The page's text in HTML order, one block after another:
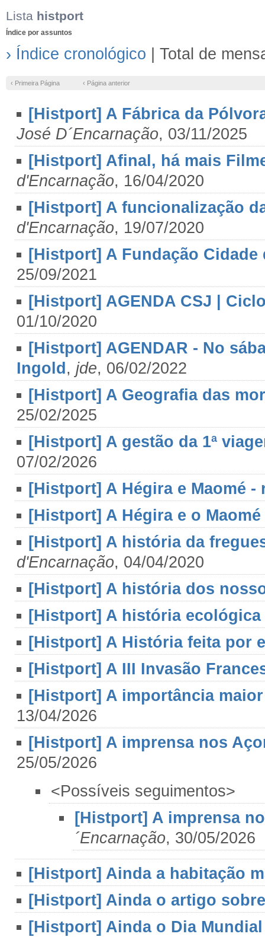
Lista histport
Índice por assuntos
› Índice cronológico | Total de
‹ Primeira Página ‹ Página anterior
[Histport] A Fábrica da
José D´Encarnação, 03/11/2025
[Histport] Afinal, há mais
d'Encarnação, 16/04/2020
[Histport] A funcionalização
d'Encarnação, 19/07/2020
[Histport] A Fundação
25/09/2021
[Histport] AGENDA CSJ |
01/10/2020
[Histport] AGENDAR - No
Ingold , jde, 06/02/2022
[Histport] A Geografia das
25/02/2025
[Histport] A gestão da 1ª
07/02/2026
[Histport] A Hégira e Maomé
[Histport] A Hégira e o
[Histport] A história da
d'Encarnação, 04/04/2020
[Histport] A história dos
[Histport] A história
[Histport] A História feita por
[Histport] A III Invasão
[Histport] A importância
13/04/2026
[Histport] A imprensa nos
25/05/2026
<Possíveis seguimentos>
[Histport] A imprensa
´Encarnação, 30/05/2026
[Histport] Ainda a habitação
[Histport] Ainda o artigo
[Histport] Ainda o Dia